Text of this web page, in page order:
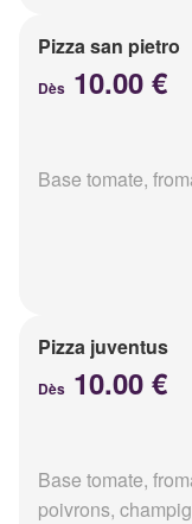
Pizza san pietro
Dès 10.00 €
Base tomate,
Pizza juventus
Dès 10.00 €
Base tomate,
poivrons,